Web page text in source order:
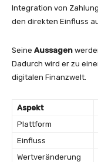
Integration von
den direkten Einfluss
Seine Aussagen
Dadurch wird er zu
digitalen Finanzwelt.
Aspekt
Plattform
Einfluss
Wertveränderung